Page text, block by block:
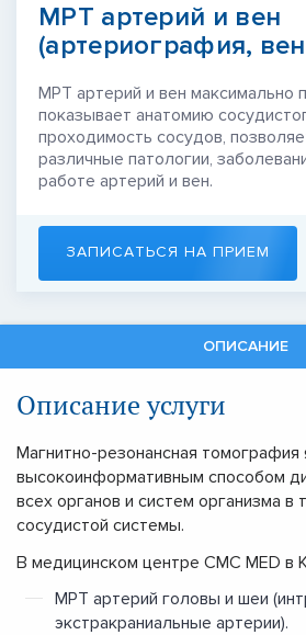
МРТ артерий и вен
(артериография,
МРТ артерий и вен максимально
показывает анатомию
проходимость сосудов,
различные патологии,
работе артерий и вен.
ЗАПИСАТЬСЯ НА ПРИЕМ
ОПИСАНИЕ
Описание услуги
Магнитно-резонансная томография
высокоинформативным способом
всех органов и систем организма в
сосудистой системы.
В медицинском центре CMC MED в
МРТ артерий головы и шеи
экстракраниальные артерии).